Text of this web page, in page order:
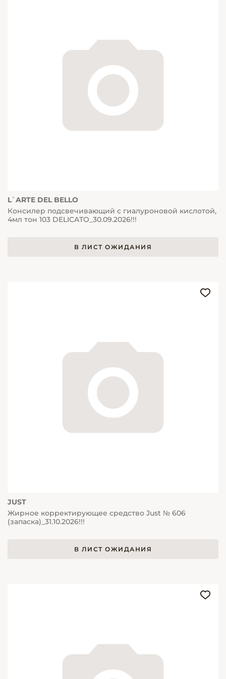
L`ARTE DEL BELLO
Консилер подсвечивающий с гиалуроновой кислотой,
4мл тон 103 DELICATO_30.09.2026!!!
В ЛИСТ ОЖИДАНИЯ
JUST
Жирное корректирующее средство Just № 606
(запаска)_31.10.2026!!!
В ЛИСТ ОЖИДАНИЯ